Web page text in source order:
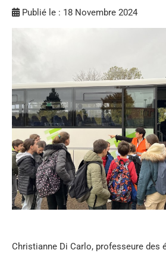
Publié le : 18 Novembre 2024
Christianne Di Carlo, professeure des